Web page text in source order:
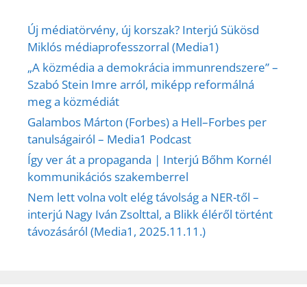
Új médiatörvény, új korszak? Interjú Sükösd
Miklós médiaprofesszorral (Media1)
„A közmédia a demokrácia immunrendszere” –
Szabó Stein Imre arról, miképp reformálná
meg a közmédiát
Galambos Márton (Forbes) a Hell–Forbes per
tanulságairól – Media1 Podcast
Így ver át a propaganda | Interjú Bőhm Kornél
kommunikációs szakemberrel
Nem lett volna volt elég távolság a NER-től –
interjú Nagy Iván Zsolttal, a Blikk éléről történt
távozásáról (Media1, 2025.11.11.)